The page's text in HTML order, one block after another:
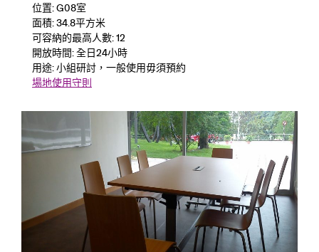
位置: G08室
面積: 34.8平方米
可容納的最高人數: 12
開放時間: 全日24小時
用途: 小組研討，一般使用毋須預約
場地使用守則